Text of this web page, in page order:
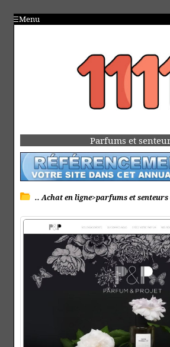
Menu
Parfums et
.. Achat en ligne>parfums et senteurs